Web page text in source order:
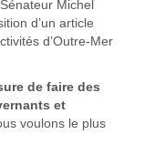
Michel
d’un article
d’Outre-Mer
de faire des
et
voulons le plus